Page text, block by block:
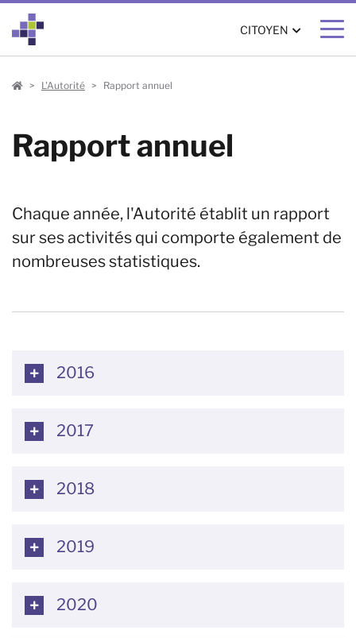
CITOYEN
CitoyenL'Autorité Rapport annuel
Rapport annuel
Chaque année, l'Autorité établit un rapport
sur ses activités qui comporte également de
nombreuses statistiques.
2016
2017
2018
2019
2020